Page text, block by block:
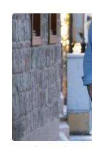
27.09.2021